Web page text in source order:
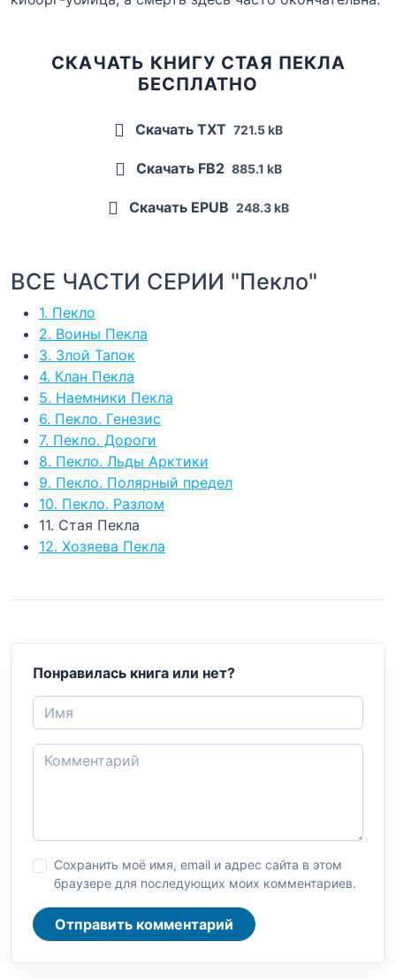
СКАЧАТЬ КНИГУ СТАЯ ПЕКЛА
БЕСПЛАТНО
Скачать TXT 721.5 kB
Скачать FB2 885.1 kB
Скачать EPUB 248.3 kB
ВСЕ ЧАСТИ СЕРИИ "Пекло"
1. Пекло
2. Воины Пекла
3. Злой Тапок
4. Клан Пекла
5. Наемники Пекла
6. Пекло. Генезис
7. Пекло. Дороги
8. Пекло. Льды Арктики
9. Пекло. Полярный предел
10. Пекло. Разлом
11. Стая Пекла
12. Хозяева Пекла
Понравилась книга или нет?
Сохранить моё имя, email и адрес сайта в этом
браузере для последующих моих комментариев.
Отправить комментарий